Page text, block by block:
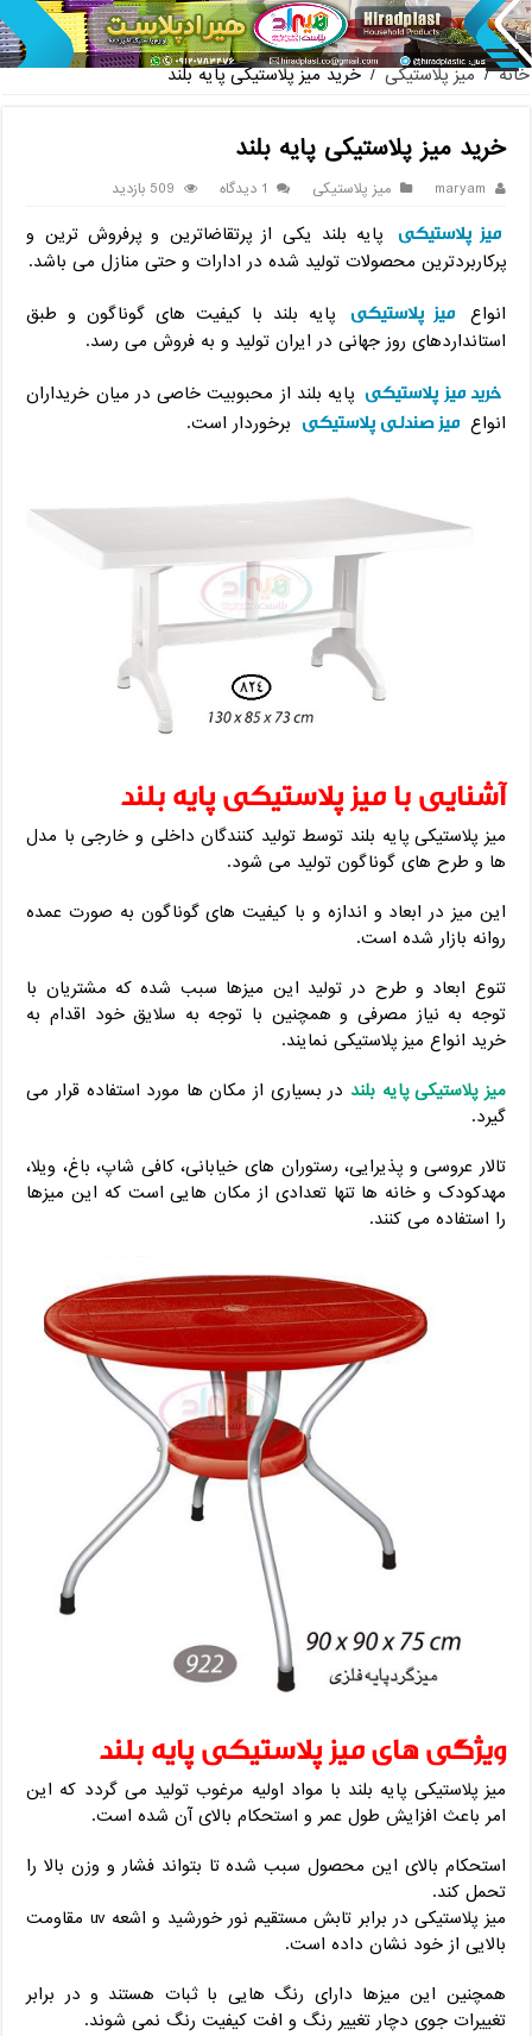
پخش عمده صندلی پلاستیکی دسته دار 889 ناصر + قیمت روز
خانه / میز پلاستیکی / خرید میز پلاستیکی پایه بلند
خرید میز پلاستیکی پایه بلند
maryam میز پلاستیکی 1 دیدگاه 509 بازدید
میز پلاستیکی
پایه بلند یکی از پرتقاضاترین و پرفروش ترین و
پرکاربردترین محصولات تولید شده در ادارات و حتی منازل می باشد.
انواع میز پلاستیکی
پایه بلند با کیفیت های گوناگون و طبق
استانداردهای روز جهانی در ایران تولید و به فروش می رسد.
خرید میز پلاستیکی پایه بلند از محبوبیت خاصی در میان خریداران
انواع میز صندلی پلاستیکی برخوردار است.
آشنایی با میز پلاستیکی پایه بلند
میز پلاستیکی پایه بلند توسط تولید کنندگان داخلی و خارجی با مدل
ها و طرح های گوناگون تولید می شود.
این میز در ابعاد و اندازه و با کیفیت های گوناگون به صورت عمده
روانه بازار شده است.
تنوع ابعاد و طرح در تولید این میزها سبب شده که مشتریان با
توجه به نیاز مصرفی و همچنین با توجه به سلایق خود اقدام به
خرید انواع میز پلاستیکی نمایند.
میز پلاستیکی پایه بلند در بسیاری از مکان ها مورد استفاده قرار می
گیرد.
تالار عروسی و پذیرایی، رستوران های خیابانی، کافی شاپ، باغ، ویلا،
مهدکودک و خانه ها تنها تعدادی از مکان هایی است که این میزها
را استفاده می کنند.
ویژگی های میز پلاستیکی پایه بلند
میز پلاستیکی پایه بلند با مواد اولیه مرغوب تولید می گردد که این
امر باعث افزایش طول عمر و استحکام بالای آن شده است.
استحکام بالای این محصول سبب شده تا بتواند فشار و وزن بالا را
تحمل کند.
میز پلاستیکی در برابر تابش مستقیم نور خورشید و اشعه uv مقاومت
بالایی از خود نشان داده است.
همچنین این میزها دارای رنگ هایی با ثبات هستند و در برابر
تغییرات جوی دچار تغییر رنگ و افت کیفیت رنگ نمی شوند.